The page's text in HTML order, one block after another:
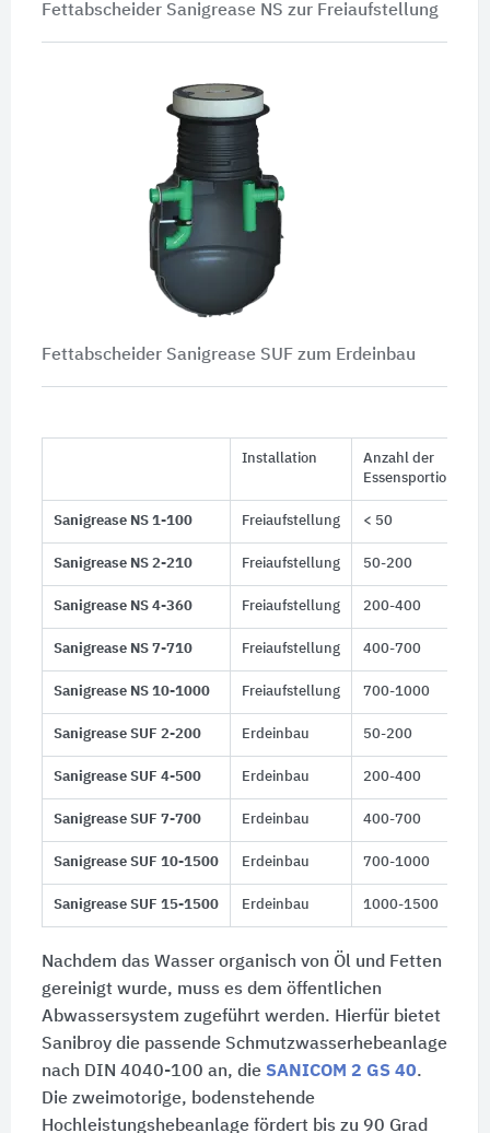
Fettabscheider Sanigrease NS zur Freiaufstellung
Fettabscheider Sanigrease SUF zum Erdeinbau
Installation
Anzahl der
Essensportionen
Sanigrease NS 1-100 Freiaufstellung < 50
Sanigrease NS 2-210 Freiaufstellung 50-200
Sanigrease NS 4-360 Freiaufstellung 200-400
Sanigrease NS 7-710 Freiaufstellung 400-700
Sanigrease NS 10-1000 Freiaufstellung 700-1000
Sanigrease SUF 2-200 Erdeinbau 50-200
Sanigrease SUF 4-500 Erdeinbau 200-400
Sanigrease SUF 7-700 Erdeinbau 400-700
Sanigrease SUF 10-1500 Erdeinbau 700-1000
Sanigrease SUF 15-1500 Erdeinbau 1000-1500
Nachdem das Wasser organisch von Öl und Fetten
gereinigt wurde, muss es dem öffentlichen
Abwassersystem zugeführt werden. Hierfür bietet
Sanibroy die passende Schmutzwasserhebeanlage
nach DIN 4040-100 an, die SANICOM 2 GS 40.
Die zweimotorige, bodenstehende
Hochleistungshebeanlage fördert bis zu 90 Grad